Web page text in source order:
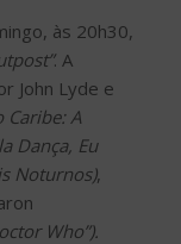
às 20h30,
. A
John Lyde e
Caribe: A
Dança, Eu
Noturnos),
Who”).